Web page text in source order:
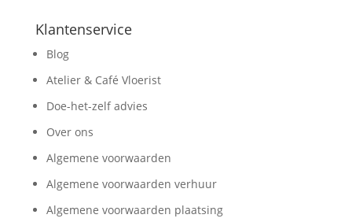
Klantenservice
Blog
Atelier & Café Vloerist
Doe-het-zelf advies
Over ons
Algemene voorwaarden
Algemene voorwaarden verhuur
Algemene voorwaarden plaatsing